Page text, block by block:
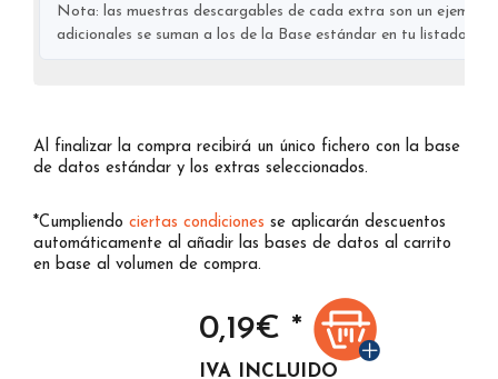
Nota: las muestras descargables de cada extra son un
adicionales se suman a los de la Base estándar en tu listado
Al finalizar la compra recibirá un único fichero con la base
de datos estándar y los extras seleccionados.
*Cumpliendo ciertas condiciones se aplicarán descuentos
automáticamente al añadir las bases de datos al carrito
en base al volumen de compra.
0,19€ *
IVA INCLUIDO